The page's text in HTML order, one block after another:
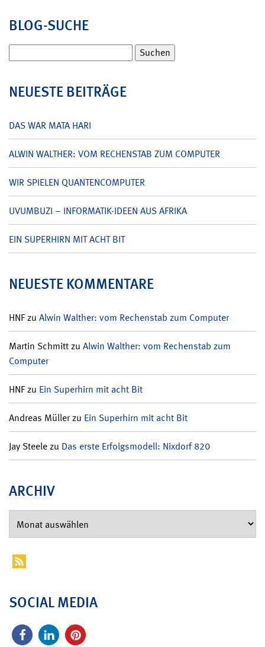
BLOG-SUCHE
nach:
NEUESTE BEITRÄGE
DAS WAR MATA HARI
ALWIN WALTHER: VOM RECHENSTAB ZUM COMPUTER
WIR SPIELEN QUANTENCOMPUTER
UVUMBUZI – INFORMATIK-IDEEN AUS AFRIKA
EIN SUPERHIRN MIT ACHT BIT
NEUESTE KOMMENTARE
HNFzu Alwin Walther: vom Rechenstab zum Computer
Martin Schmittzu Alwin Walther: vom Rechenstab zum
Computer
HNFzu Ein Superhirn mit acht Bit
Andreas Müllerzu Ein Superhirn mit acht Bit
Jay Steelezu Das erste Erfolgsmodell: Nixdorf 820
ARCHIV
SOCIAL MEDIA